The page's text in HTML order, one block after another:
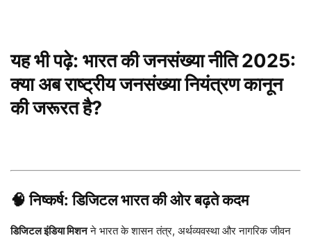
यह भी पढ़े: भारत की जनसंख्या नीति 2025:
क्या अब राष्ट्रीय जनसंख्या नियंत्रण कानून
की जरूरत है?
🧠निष्कर्ष: डिजिटल भारत की ओर बढ़ते कदम
डिजिटल इंडिया मिशनने भारत के शासन तंत्र, अर्थव्यवस्था और नागरिक जीवन